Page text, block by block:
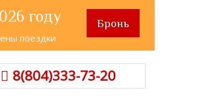
году
поездки
Бронь
8(804)333-73-20